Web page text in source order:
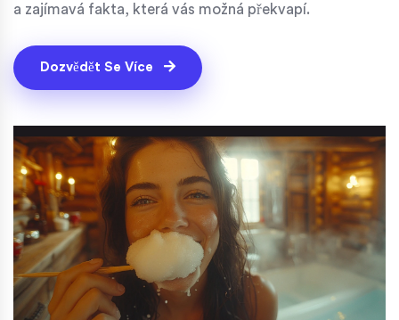
a zajímavá fakta, která vás možná překvapí.
Dozvědět Se Více